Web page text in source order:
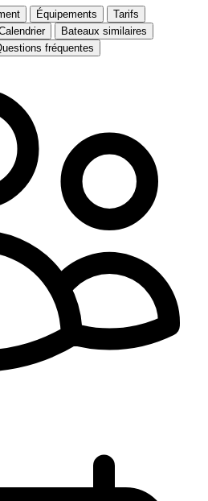
Équipements
Tarifs
Bateaux similaires
fréquentes